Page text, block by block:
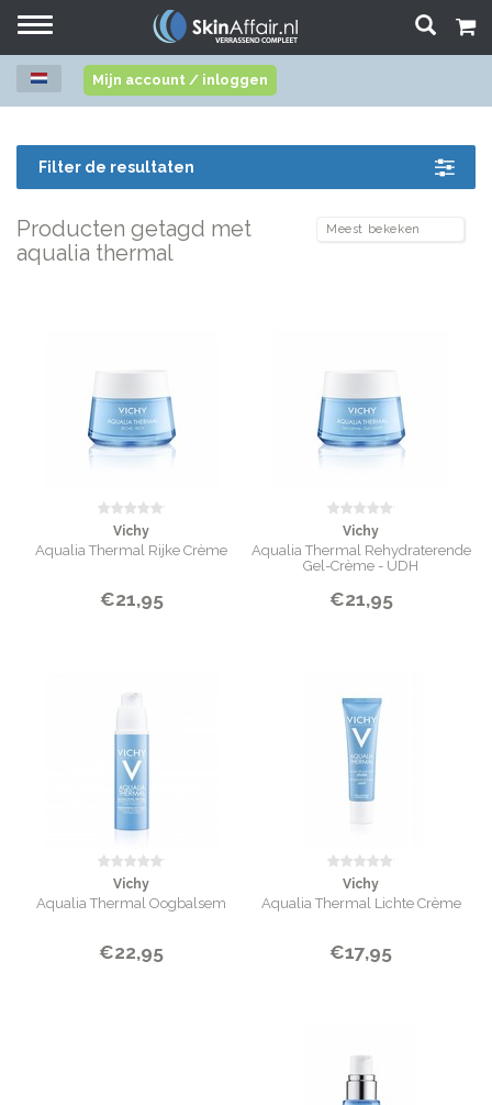
Toggle
Mijn account / inloggen
Filter de resultaten
Producten getagd met
aqualia thermal
Vichy
Aqualia Thermal Rijke Crème
€21,95
Vichy
Aqualia Thermal Rehydraterende
Gel-Crème - UDH
€21,95
Vichy
Aqualia Thermal Oogbalsem
€22,95
Vichy
Aqualia Thermal Lichte Crème
€17,95